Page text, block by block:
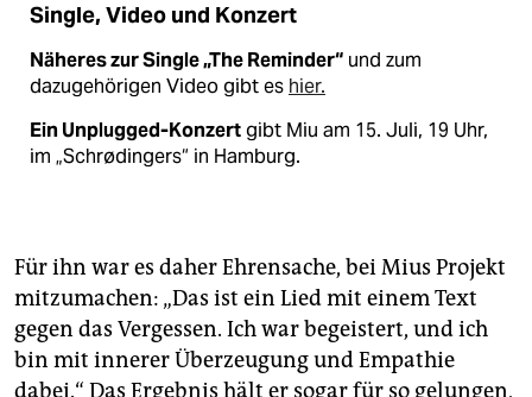
Single, Video und Konzert
Näheres zur Single „The Reminder“ und zum
dazugehörigen Video gibt es hier.
Ein Unplugged-Konzertgibt Miu am 15. Juli, 19 Uhr,
im „Schrødingers“ in Hamburg.
Für ihn war es daher Ehrensache, bei Mius Projekt
mitzumachen: „Das ist ein Lied mit einem Text
gegen das Vergessen. Ich war begeistert, und ich
bin mit innerer Überzeugung und Empathie
dabei.“ Das Ergebnis hält er sogar für so gelungen,